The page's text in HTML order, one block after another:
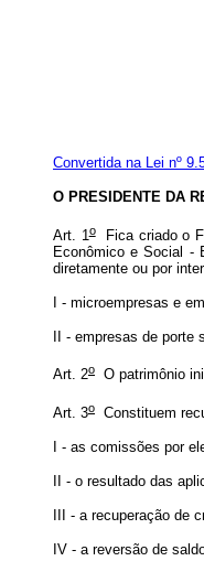
Convertida na Lei nº
O PRESIDENTE DA
Art. 1oFica criado o
Econômico e Social -
diretamente ou por
I - microempresas e
II - empresas de
Art. 2o O patrimônio
Art. 3o Constituem
I - as comissões por
II - o resultado das
III - a recuperação de
IV - a reversão de